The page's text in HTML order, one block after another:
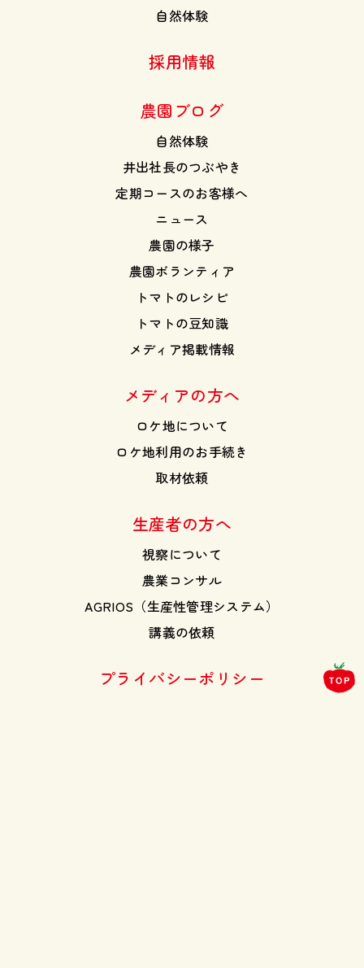
自然体験
採用情報
農園ブログ
自然体験
井出社長のつぶやき
定期コースのお客様へ
ニュース
農園の様子
農園ボランティア
トマトのレシピ
トマトの豆知識
メディア掲載情報
メディアの方へ
ロケ地について
ロケ地利用のお手続き
取材依頼
生産者の方へ
視察について
農業コンサル
AGRIOS（生産性管理システム）
講義の依頼
プライバシーポリシー